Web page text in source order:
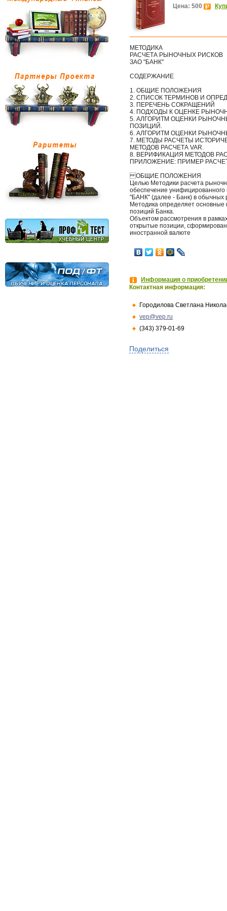
Цена: 500
МЕТОДИКА
РАСЧЕТА РЫНОЧНЫХ РИСКОВ
ЗАО "БАНК"
СОДЕРЖАНИЕ
1. ОБЩИЕ ПОЛОЖЕНИЯ
2. СПИСОК ТЕРМИНОВ И
3. ПЕРЕЧЕНЬ СОКРАЩЕНИЙ
4. ПОДХОДЫ К ОЦЕНКЕ
5. АЛГОРИТМ ОЦЕНКИ
ПОЗИЦИЙ.
6. АЛГОРИТМ ОЦЕНКИ
7. МЕТОДЫ РАСЧЕТЫ
МЕТОДОВ РАСЧЕТА VAR.
8. ВЕРИФИКАЦИЯ МЕТОДОВ
ПРИЛОЖЕНИЕ: ПРИМЕР
ОБЩИЕ ПОЛОЖЕНИЯ
Целью Методики расчета
обеспечение
"БАНК" (далее - Банк) в обычных
Методика определяет
позиций Банка.
Объектом рассмотрения в
открытые позиции,
иностранной валюте
Информация о
Контактная информация:
Городилова Светлана
vep@vep.ru
(343) 379-01-69
Поделиться